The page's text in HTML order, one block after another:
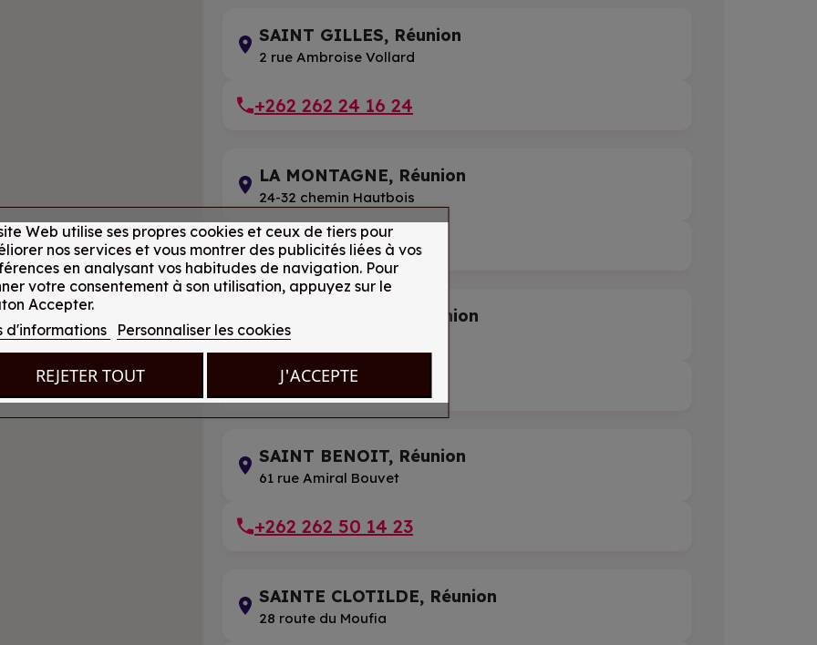
SAINT GILLES, Réunion
2 rue Ambroise Vollard
+262 262 24 16 24
LA MONTAGNE, Réunion
24-32 chemin Hautbois
+262 262 23 58 20
LA POSSESSION, Réunion
94 rue Mahatma Gandhi
+262 262 22 19 19
SAINT BENOIT, Réunion
61 rue Amiral Bouvet
+262 262 50 14 23
SAINTE CLOTILDE, Réunion
28 route du Moufia
Web utilise ses propres cookies et ceux de tiers pour
nos services et vous montrer des publicités liées à vos
en analysant vos habitudes de navigation. Pour
votre consentement à son utilisation, appuyez sur le
Accepter.
d'informations
Personnaliser les cookies
REJETER TOUT J'ACCEPTE